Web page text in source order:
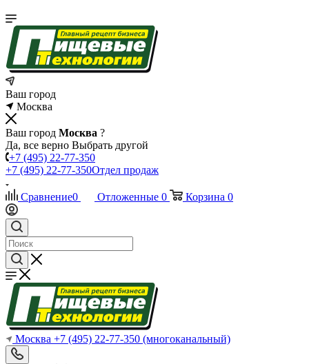
Ваш город
Москва
Ваш город Москва ?
Да, все верно Выбрать другой
+7 (495) 22-77-350
+7 (495) 22-77-350Отдел продаж
Сравнение0 Отложенные 0 Корзина 0
Москва +7 (495) 22-77-350 (многоканальный)